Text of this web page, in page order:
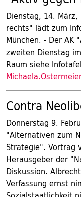
Dienstag, 14.
rechts" lädt zum
München. - Der
zweiten Dienstag
Raum siehe
Contra
Donnerstag 9.
"Alternativen zum
Strategie". Vortrag
Herausgeber der
Diskussion.
Verfassung ernst